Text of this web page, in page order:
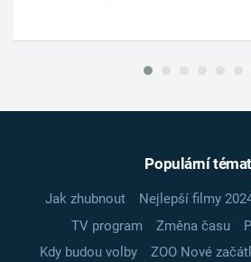
Populární
Jak zhubnout Nejlepší filmy
TV program
Změna času
Kdy budou volby
ZOO Nové